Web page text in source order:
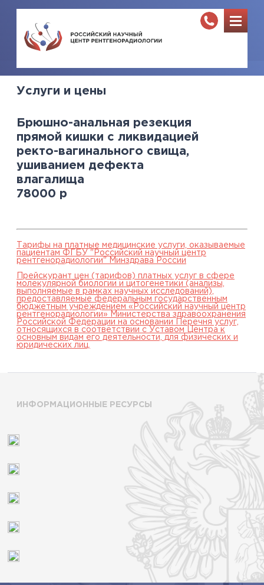
Услуги и цены
Брюшно-анальная резекция
прямой кишки с ликвидацией
ректо-вагинального свища,
ушиванием дефекта
влагалища
78000 р
Тарифы на платные медицинские услуги, оказываемые
пациентам ФГБУ "Российский научный центр
рентгенорадиологии" Минздрава России
Прейскурант цен (тарифов) платных услуг в сфере
молекулярной биологии и цитогенетики (анализы,
выполняемые в рамках научных исследований),
предоставляемые федеральным государственным
бюджетным учреждением «Российский научный центр
рентгенорадиологии» Министерства здравоохранения
Российской Федерации на основании Перечня услуг,
относящихся в соответствии с Уставом Центра к
основным видам его деятельности, для физических и
юридических лиц.
ИНФОРМАЦИОННЫЕ РЕСУРСЫ